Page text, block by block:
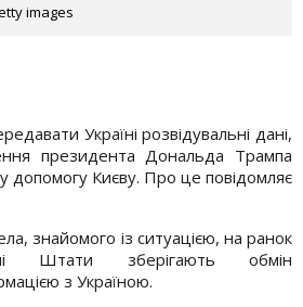
images
Україні розвідувальні дані,
президента Дональда Трампа
допомогу Києву. Про це повідомляє
знайомого із ситуацією, на ранок
Штати зберігають обмін
з Україною.